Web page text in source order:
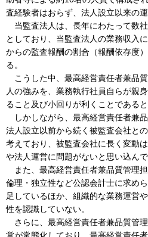
査経験者はおらず、法人設立以来の
当監査法人は、長年にわたって数
としており、当監査法人の業務収入
からの監査報酬の割合（報酬依存度
る。
こうした中、最高経営責任者兼品
人の強みを、業務執行社員自らが親
ること及び小回りが利くことであると
しかしながら、最高経営責任者兼
法人設立以前から続く被監査会社と
考えており、被監査会社に長く変動
や法人運営に問題がないと思い込んで
また、最高経営責任者兼品質管理
倫理・独立性など公認会計士に求め
足しているほか、組織的な業務運営
性を認識していない。
さらに、最高経営責任者兼品質管